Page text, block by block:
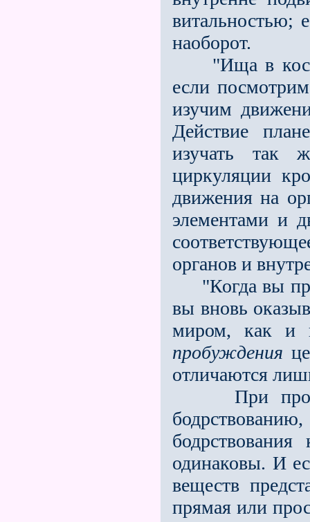
витальностью;
наоборот.
"Ища в
если
изучим
Действие
изучать так
циркуляции
движения на
элементами и
органов и
"Когда вы
вы вновь
миром, как и
пробуждения
отличаются
При
одинаковы. И
веществ
прямая или